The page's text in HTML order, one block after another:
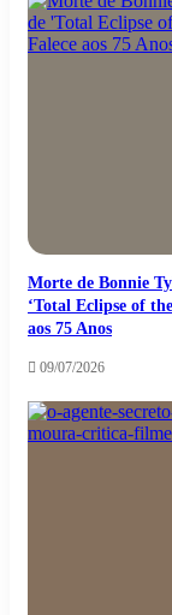
Morte de Bonnie
‘Total Eclipse of
aos 75 Anos
09/07/2026